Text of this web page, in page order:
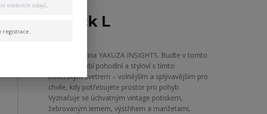
black L
Dámská mikina YAKUZA INSIGHTS. Buďte v tomto
ročním období pohodlní a styloví s tímto
boxerským svetrem – volnějším a splývavějším pro
chvíle, kdy potřebujete prostor pro pohyb.
Vyznačuje se úchvatným vintage potiskem,
žebrovaným lemem, výstřihem a manžetami,
osobních údajů.
registrace.